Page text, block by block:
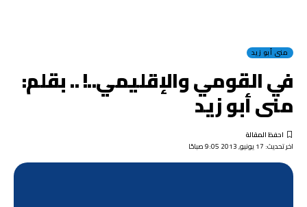
منى أبو زيد
في القومي والإقليمي..! .. بقلم:
منى أبو زيد
اخر تحديث: 17 يونيو, 2013 9:05 صباحًا